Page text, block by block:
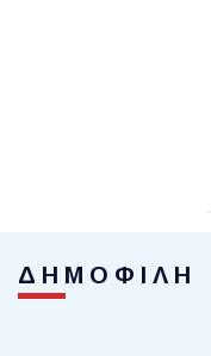
ΔΗΜΟΦΙΛΗ